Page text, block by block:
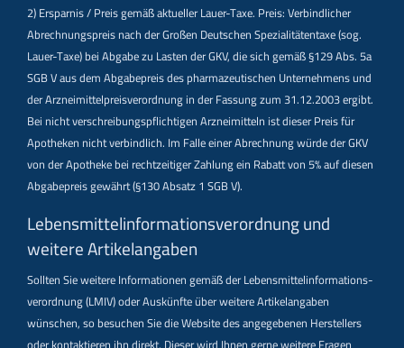
2) Ersparnis / Preis gemäß aktueller Lauer-Taxe. Preis: Verbindlicher
Abrechnungspreis nach der Großen Deutschen Spezialitätentaxe (sog.
Lauer-Taxe) bei Abgabe zu Lasten der GKV, die sich gemäß §129 Abs. 5a
SGB V aus dem Abgabepreis des pharmazeutischen Unternehmens und
der Arzneimittelpreisverordnung in der Fassung zum 31.12.2003 ergibt.
Bei nicht verschreibungspflichtigen Arzneimitteln ist dieser Preis für
Apotheken nicht verbindlich. Im Falle einer Abrechnung würde der GKV
von der Apotheke bei rechtzeitiger Zahlung ein Rabatt von 5% auf diesen
Abgabepreis gewährt (§130 Absatz 1 SGB V).
Lebensmittel­informations­verordnung und
weitere Artikelangaben
Sollten Sie weitere Informationen gemäß der Lebensmittel­informations­
verordnung (LMIV) oder Auskünfte über weitere Artikelangaben
wünschen, so besuchen Sie die Website des angegebenen Herstellers